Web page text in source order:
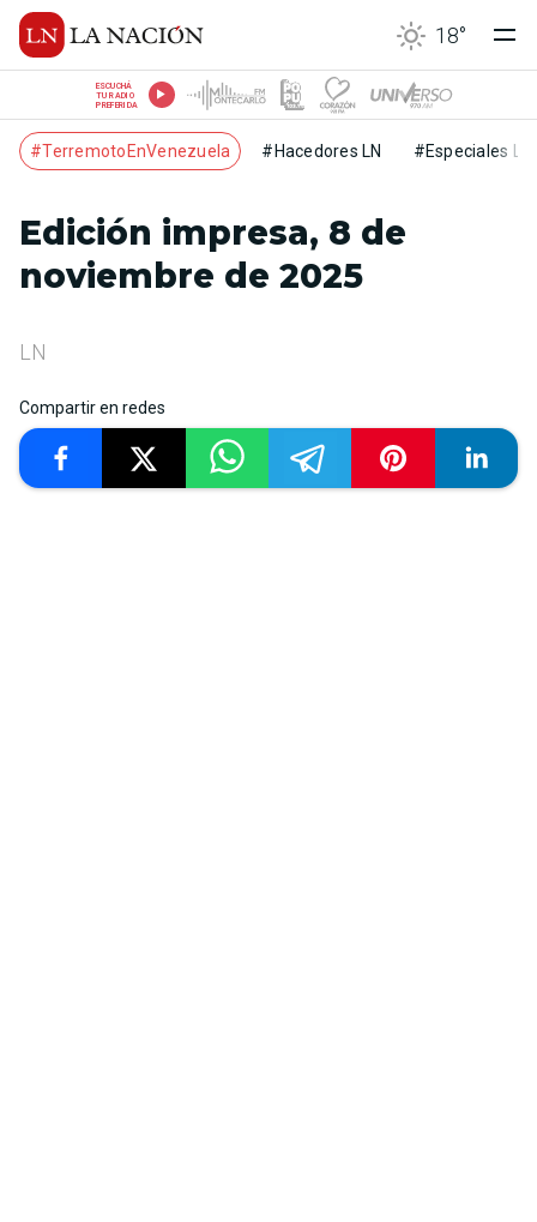
18°
ESCUCHÁ
TU RADIO
PREFERIDA
#TerremotoEnVenezuela #Hacedores LN #Especiales LN
Edición impresa, 8 de
noviembre de 2025
LN
Compartir en redes